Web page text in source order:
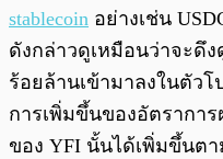
stablecoin อย่างเช่น
ดังกล่าวดูเหมือนว่าจะดึ
ร้อยล้านเข้ามาลงในตัวโ
การเพิ่มขึ้นของอัตรากา
ของ YFI นั้นได้เพิ่มขึ้นต